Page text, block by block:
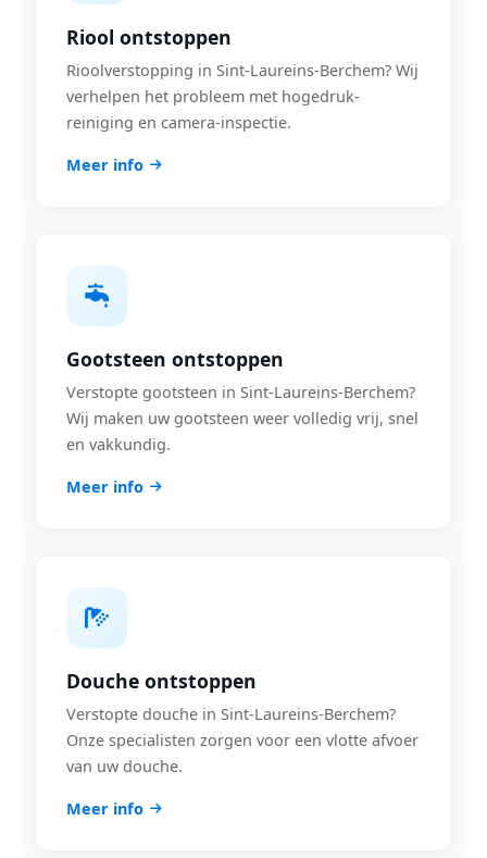
Riool ontstoppen
Rioolverstopping in Sint-Laureins-Berchem? Wij
verhelpen het probleem met hogedruk-
reiniging en camera-inspectie.
Meer info
Gootsteen ontstoppen
Verstopte gootsteen in Sint-Laureins-Berchem?
Wij maken uw gootsteen weer volledig vrij, snel
en vakkundig.
Meer info
Douche ontstoppen
Verstopte douche in Sint-Laureins-Berchem?
Onze specialisten zorgen voor een vlotte afvoer
van uw douche.
Meer info